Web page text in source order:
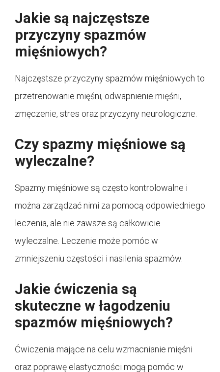
Jakie są najczęstsze
przyczyny spazmów
mięśniowych?
Najczęstsze przyczyny spazmów mięśniowych to
przetrenowanie mięśni, odwapnienie mięśni,
zmęczenie, stres oraz przyczyny neurologiczne.
Czy spazmy mięśniowe są
wyleczalne?
Spazmy mięśniowe są często kontrolowalne i
można zarządzać nimi za pomocą odpowiedniego
leczenia, ale nie zawsze są całkowicie
wyleczalne. Leczenie może pomóc w
zmniejszeniu częstości i nasilenia spazmów.
Jakie ćwiczenia są
skuteczne w łagodzeniu
spazmów mięśniowych?
Ćwiczenia mające na celu wzmacnianie mięśni
oraz poprawę elastyczności mogą pomóc w